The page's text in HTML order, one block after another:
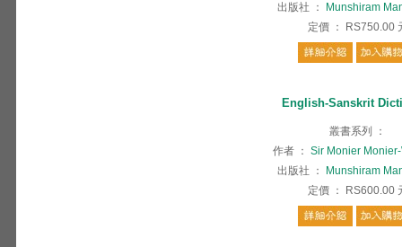
出版社
：
Munshiram
定價 ： RS750.00
English-Sanskrit
叢書系列
：
作者 ：
Sir Monier
出版社
：
Munshiram
定價 ： RS600.00